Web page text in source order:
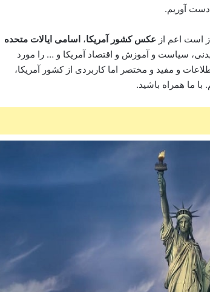
دست آوریم.
است اعم از عکس کشور آمریکا،اسامی ایالات متحده
سیاست و آموزش و اقتصاد آمریکا و … را مورد
و مفید و مختصر اما کاربردی از کشور آمریکا،
ما همراه باشید.